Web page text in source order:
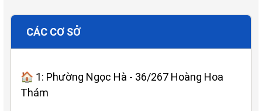
CÁC CƠ SỞ
🏠 1: Phường Ngọc Hà - 36/267 Hoàng Hoa
Thám